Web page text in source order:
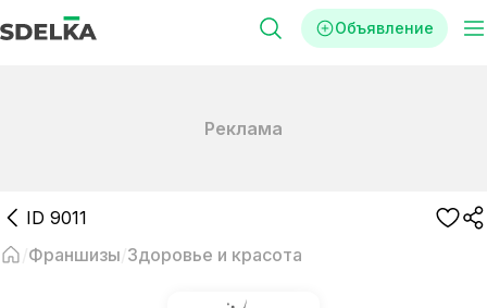
Объявление
Реклама
ID 9011
Франшизы Здоровье и красота